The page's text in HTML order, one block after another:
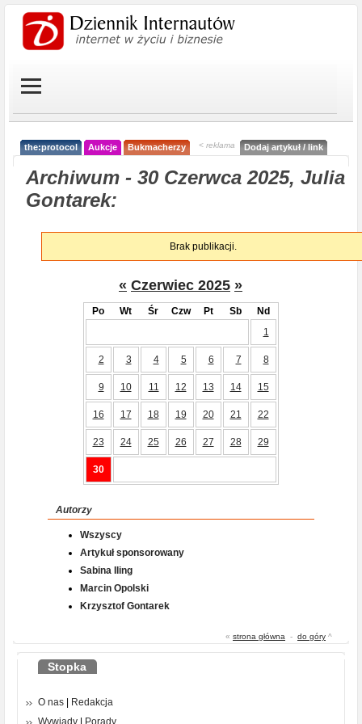
the:protocol Aukcje Bukmacherzy < reklama Dodaj artykuł / link
Archiwum - 30 Czerwca 2025, Julia
Gontarek:
Brak publikacji.
« Czerwiec 2025 »
Po Wt Śr Czw Pt Sb
Nd
1
2 3 4 5 6 7 8
9 10 11 12 13 14 15
16 17 18 19 20 21 22
23 24 25 26 27 28 29
30
Autorzy
Wszyscy
Artykuł sponsorowany
Sabina Iling
Marcin Opolski
Krzysztof Gontarek
« strona główna - do góry ^
Stopka
O nas
Redakcja
Wywiady
Porady